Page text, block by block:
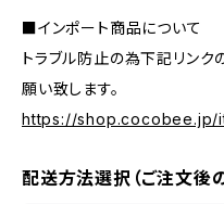
■インポート商品について
トラブル防止の為下記リン
願い致します。
https://shop.cocobee.jp/
配送方法選択（ご注文後